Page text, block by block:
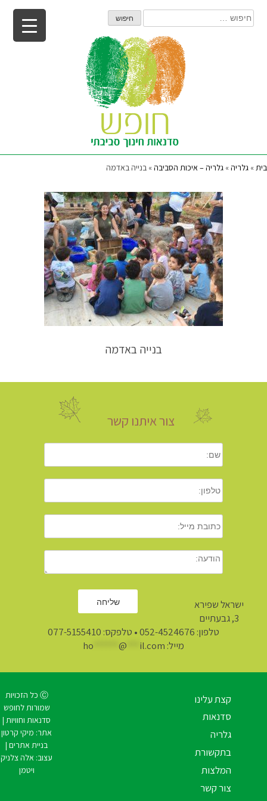
content
חיפוש:
בית» גלריה» גלריה – איכות הסביבה» בנייה באדמה
בנייה באדמה
צור איתנו קשר
ישראל שפירא
3, גבעתיים
טלפון: 052-4524676• טלפקס: 077-5155410
מייל:
ho @ il.com
קצת עלינו
סדנאות
גלריה
בתקשורת
המלצות
צור קשר
Ⓒ כל הזכויות
שמורות לחופש
סדנאות וחוויות |
אתר: מיקי קרטון
בניית אתרים |
עצוב: אלה צלניק
ויטמן